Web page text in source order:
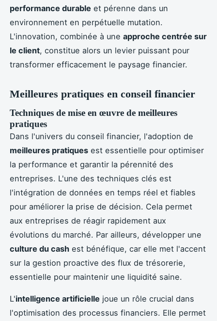
performance durable et pérenne dans un
environnement en perpétuelle mutation.
L'innovation, combinée à une approche centrée sur
le client, constitue alors un levier puissant pour
transformer efficacement le paysage financier.
Meilleures pratiques en conseil financier
Techniques de mise en œuvre de meilleures
pratiques
Dans l'univers du conseil financier, l'adoption de
meilleures pratiques est essentielle pour optimiser
la performance et garantir la pérennité des
entreprises. L'une des techniques clés est
l'intégration de données en temps réel et fiables
pour améliorer la prise de décision. Cela permet
aux entreprises de réagir rapidement aux
évolutions du marché. Par ailleurs, développer une
culture du cash est bénéfique, car elle met l'accent
sur la gestion proactive des flux de trésorerie,
essentielle pour maintenir une liquidité saine.
L'intelligence artificielle joue un rôle crucial dans
l'optimisation des processus financiers. Elle permet